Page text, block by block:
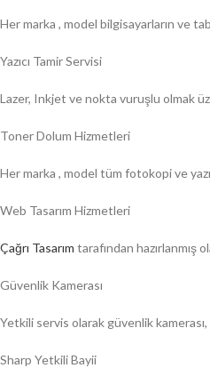
Her marka , model bilgisayarların ve
Yazıcı Tamir Servisi
Lazer, Inkjet ve nokta vuruşlu olmak
Toner Dolum Hizmetleri
Her marka , model tüm fotokopi ve
Web Tasarım Hizmetleri
Çağrı Tasarım tarafından
Güvenlik Kamerası
Yetkili servis olarak güvenlik kamerası,
Sharp Yetkili Bayii